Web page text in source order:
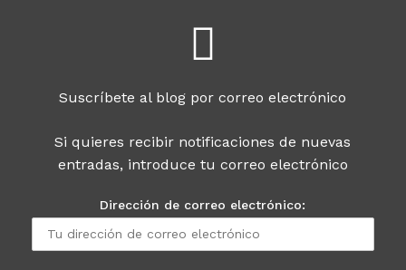
Suscríbete al blog por correo electrónico
Si quieres recibir notificaciones de nuevas
entradas, introduce tu correo electrónico
Dirección de correo electrónico: